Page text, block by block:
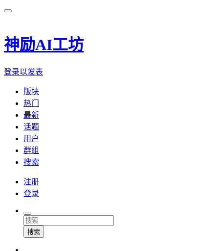
神励AI工坊
登录以发表
版块
热门
最新
话题
用户
群组
搜索
注册
登录
搜索